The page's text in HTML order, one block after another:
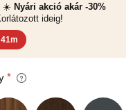
☀️ Nyári akció akár -30%
ideig!
40m